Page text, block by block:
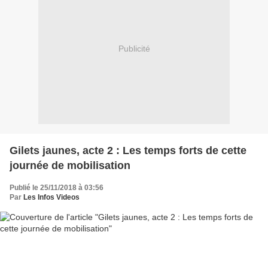
Publicité
Gilets jaunes, acte 2 : Les temps forts de cette
journée de mobilisation
Publié le 25/11/2018 à 03:56
Par Les Infos Videos